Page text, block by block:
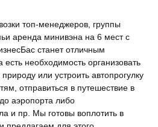
топ-менеджеров, группы
аренда минивэна на 6 мест с
станет отличным
необходимость организовать
или устроить автопрогулку
отправиться в путешествие в
аэропорта либо
и пр. Мы готовы воплотить в